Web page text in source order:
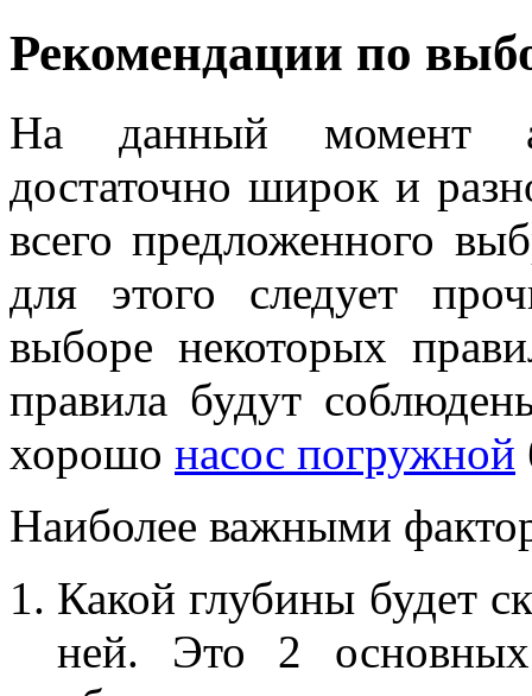
Рекомендации по
На данный момент
достаточно широк и
всего предложенного
для этого следует
выборе некоторых
правила будут
хорошо насос погружной
Наиболее важными
Какой глубины будет
ней. Это 2